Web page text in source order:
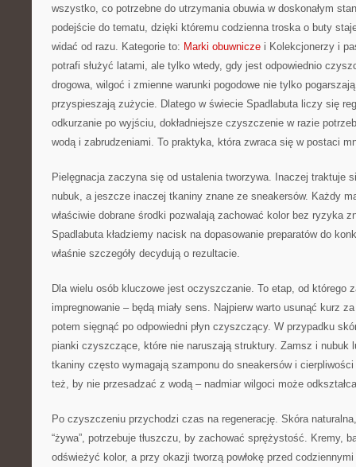
wszystko, co potrzebne do utrzymania obuwia w doskonałym
podejście do tematu, dzięki któremu codzienna troska o buty
widać od razu. Kategorie to: Marki obuwnicze i Kolekcjonerzy i
potrafi służyć latami, ale tylko wtedy, gdy jest odpowiednio
drogowa, wilgoć i zmienne warunki pogodowe nie tylko
przyspieszają zużycie. Dlatego w świecie Spadlabuta liczy się
odkurzanie po wyjściu, dokładniejsze czyszczenie w razie
wodą i zabrudzeniami. To praktyka, która zwraca się w postaci
Pielęgnacja zaczyna się od ustalenia tworzywa. Inaczej traktuje
nubuk, a jeszcze inaczej tkaniny znane ze sneakersów. Każdy
właściwie dobrane środki pozwalają zachować kolor bez ryzyka
Spadlabuta kładziemy nacisk na dopasowanie preparatów do
właśnie szczegóły decydują o rezultacie.
Dla wielu osób kluczowe jest oczyszczanie. To etap, od którego
impregnowanie – będą miały sens. Najpierw warto usunąć kurz
potem sięgnąć po odpowiedni płyn czyszczący. W przypadku
pianki czyszczące, które nie naruszają struktury. Zamsz i nubuk
tkaniny często wymagają szamponu do sneakersów i
też, by nie przesadzać z wodą – nadmiar wilgoci może
Po czyszczeniu przychodzi czas na regenerację. Skóra
“żywa”, potrzebuje tłuszczu, by zachować sprężystość. Kremy,
odświeżyć kolor, a przy okazji tworzą powłokę przed